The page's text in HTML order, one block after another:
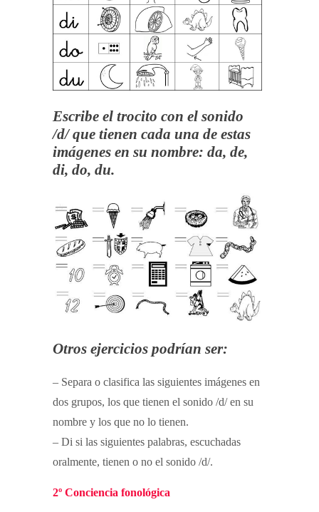
Escribe el trocito con el sonido
/d/ que tienen cada una de estas
imágenes en su nombre: da, de,
di, do, du.
Otros ejercicios podrían ser:
– Separa o clasifica las siguientes imágenes en
dos grupos, los que tienen el sonido /d/ en su
nombre y los que no lo tienen.
– Di si las siguientes palabras, escuchadas
oralmente, tienen o no el sonido /d/.
2º Conciencia fonológica